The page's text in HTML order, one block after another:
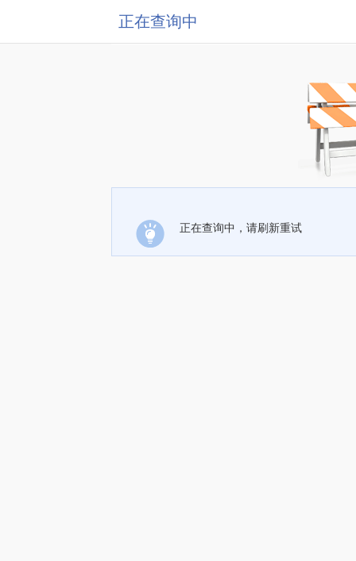
正在查询中
正在查询中，请刷新重试